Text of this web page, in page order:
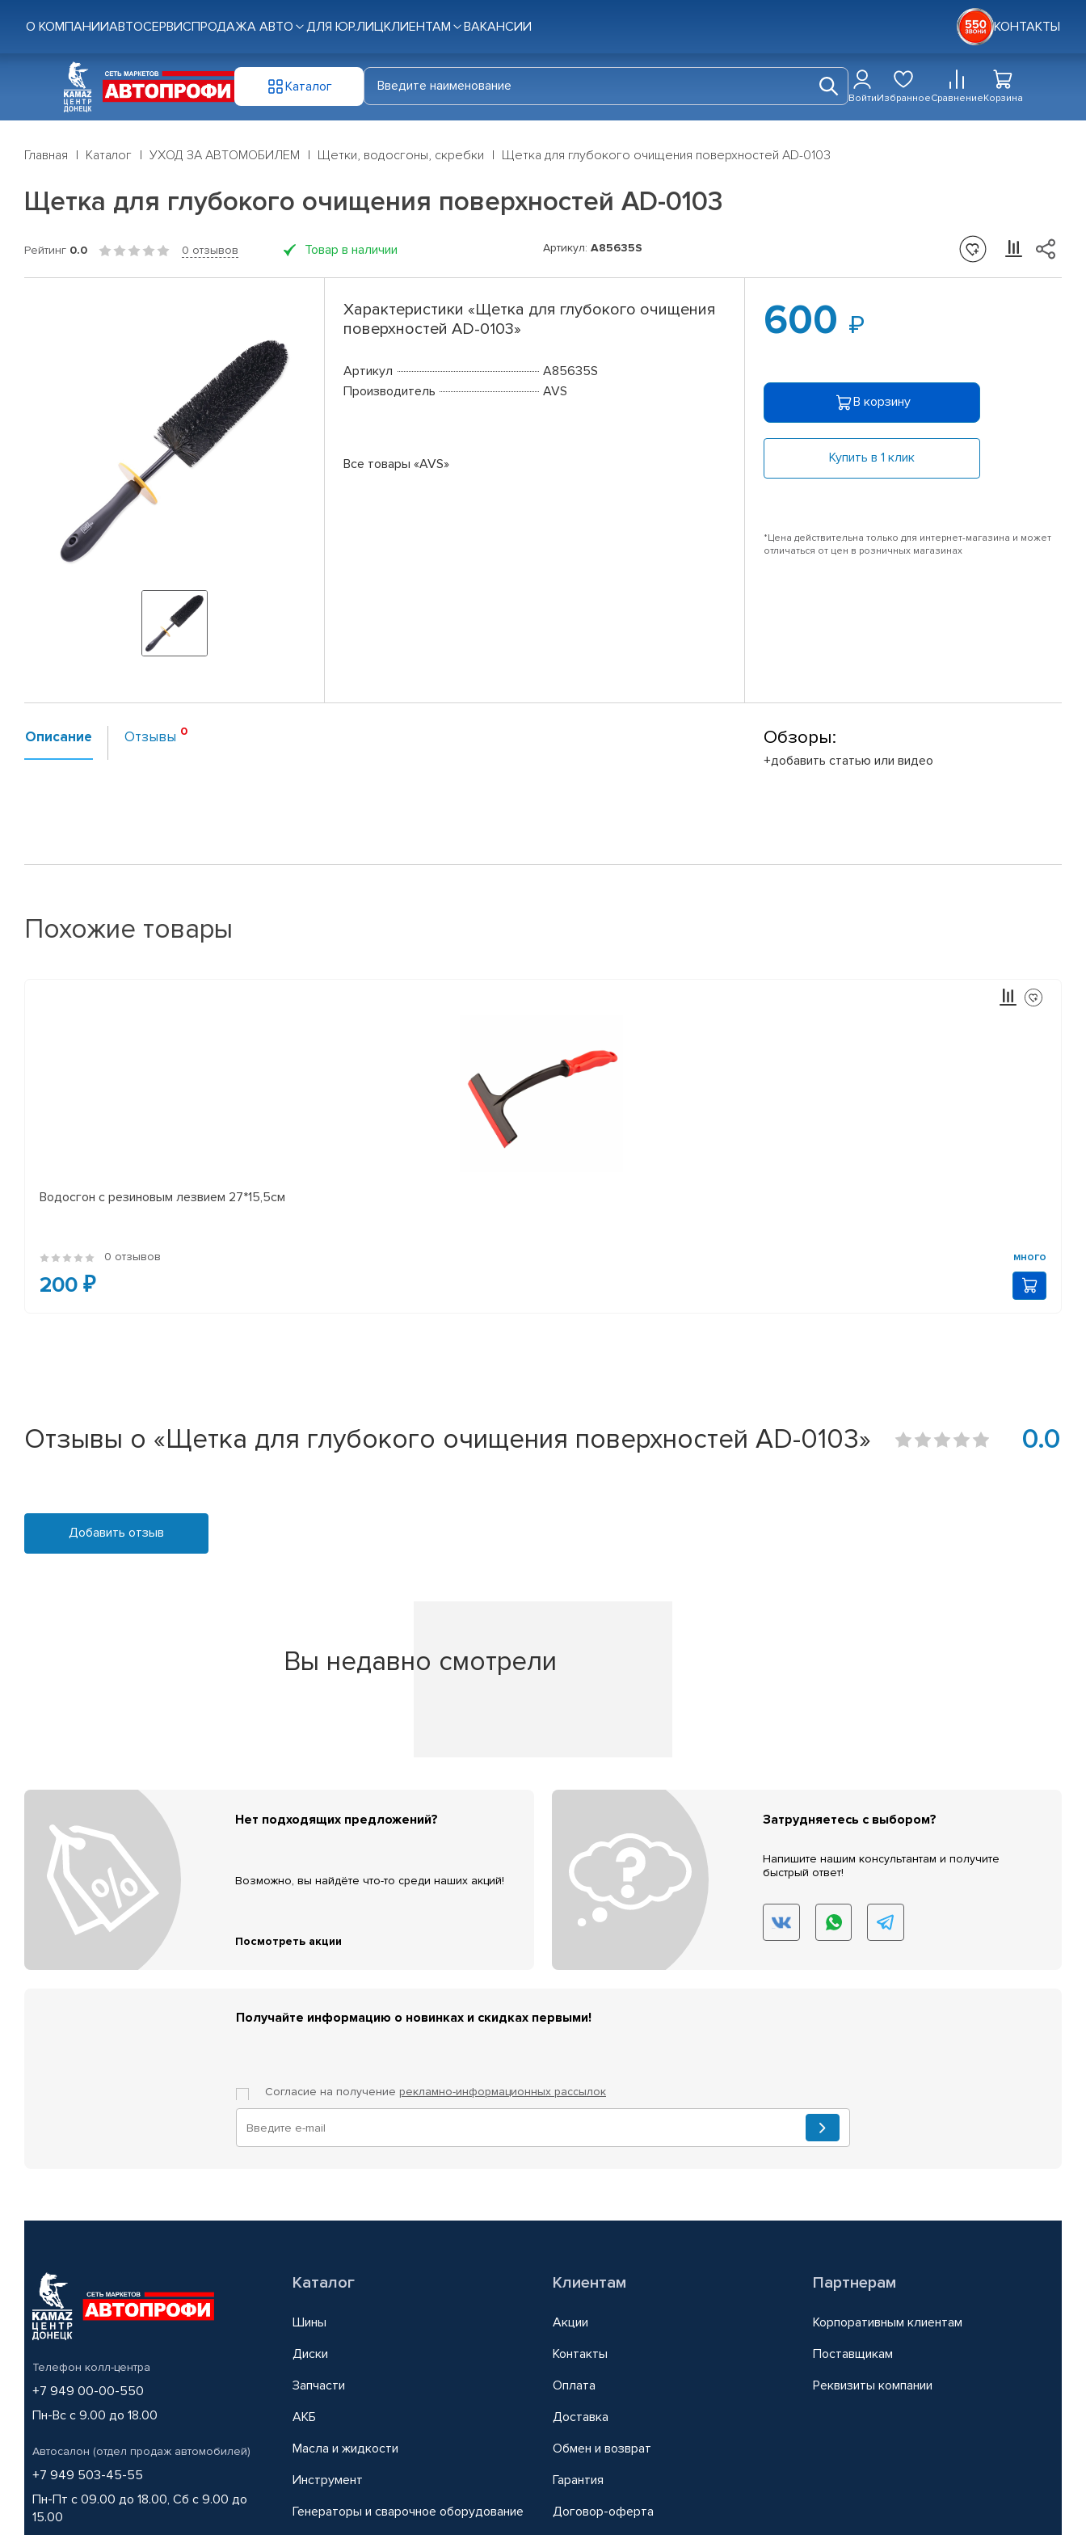
О КОМПАНИИАВТОСЕРВИСПРОДАЖА АВТО ДЛЯ ЮР.ЛИЦКЛИЕНТАМ ВАКАНСИИ КОНТАКТЫ
Каталог
ВойтиИзбранноеСравнениеКорзина
Главная Каталог УХОД ЗА АВТОМОБИЛЕМ Щетки, водосгоны, скребки Щетка для глубокого очищения поверхностей AD-0103
Щетка для глубокого очищения поверхностей AD-0103
Рейтинг 0.0 0 отзывов Товар в наличии Артикул: A85635S
Характеристики «Щетка для глубокого очищения
поверхностей AD-0103»
Артикул
A85635S
Производитель
AVS
Все товары «AVS»
600
В корзину
Купить в 1 клик
*Цена действительна только для интернет-магазина и может
отличаться от цен в розничных магазинах
Описание Отзывы Обзоры:
+добавить статью или видео
Похожие товары
Водосгон с резиновым лезвием 27*15,5см
0 отзывов много
200 ₽
Отзывы о «Щетка для глубокого очищения поверхностей AD-0103» 0.0
Добавить отзыв
Вы недавно смотрели
Нет подходящих предложений?
Возможно, вы найдёте что-то среди наших акций!
Посмотреть акции
Затрудняетесь с выбором?
Напишите нашим консультантам и получите
быстрый ответ!
Получайте информацию о новинках и скидках первыми!
Согласие на получение рекламно-информационных рассылок
Телефон колл-центра
+7 949 00-00-550
Пн-Вс с 9.00 до 18.00
Автосалон (отдел продаж автомобилей)
+7 949 503-45-55
Пн-Пт с 09.00 до 18.00, Сб с 9.00 до
15.00
Каталог
Шины
Диски
Запчасти
АКБ
Масла и жидкости
Инструмент
Генераторы и сварочное оборудование
Клиентам
Акции
Контакты
Оплата
Доставка
Обмен и возврат
Гарантия
Договор-оферта
Партнерам
Корпоративным клиентам
Поставщикам
Реквизиты компании